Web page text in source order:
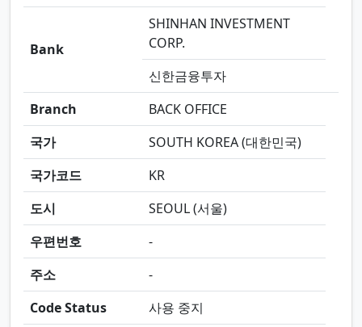
Bank
SHINHAN INVESTMENT
CORP.
신한금융투자
Branch
BACK OFFICE
국가
SOUTH KOREA (대한민국)
국가코드
KR
도시
SEOUL (서울)
우편번호
-
주소
-
Code Status
사용 중지